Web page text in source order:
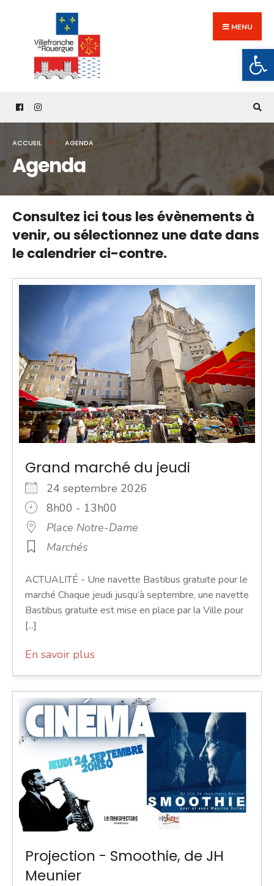
content
MENU
ACCUEIL AGENDA
Agenda
Consultez ici tous les évènements à
venir,ou sélectionnez une date dans
le calendrier ci-contre.
Grand marché du jeudi
24 septembre 2026
8h00 - 13h00
Place Notre-Dame
Marchés
ACTUALITÉ - Une navette Bastibus gratuite pour le
marché Chaque jeudi jusqu’à septembre, une navette
Bastibus gratuite est mise en place par la Ville pour
[...]
En savoir plus
Projection - Smoothie, de JH
Meunier